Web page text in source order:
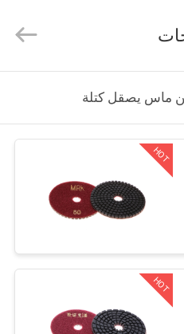
صاقل
جلّاخ
ماس يصقل كتلة
HOT
HOT